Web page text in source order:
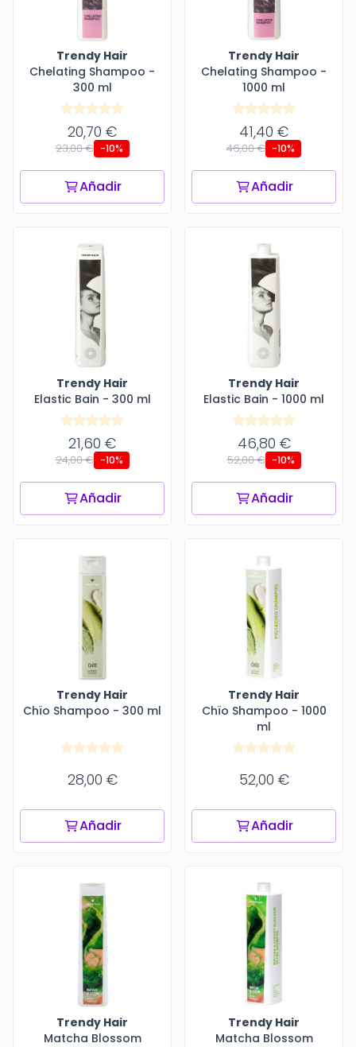
Trendy Hair
Chelating Shampoo -
300 ml
20,70 €
23,00 € -10%
Añadir
Trendy Hair
Chelating Shampoo -
1000 ml
41,40 €
46,00 € -10%
Añadir
Trendy Hair
Elastic Bain - 300 ml
21,60 €
24,00 € -10%
Añadir
Trendy Hair
Elastic Bain - 1000 ml
46,80 €
52,00 € -10%
Añadir
Trendy Hair
Chïo Shampoo - 300 ml
28,00 €
Añadir
Trendy Hair
Chïo Shampoo - 1000
ml
52,00 €
Añadir
Trendy Hair
Matcha Blossom
Trendy Hair
Matcha Blossom